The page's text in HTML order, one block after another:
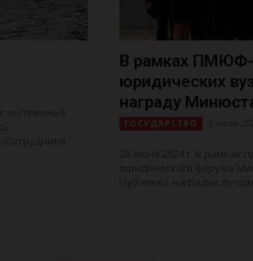
В рамках ПМЮФ-
юридических
награду
ГОСУДАРСТВО